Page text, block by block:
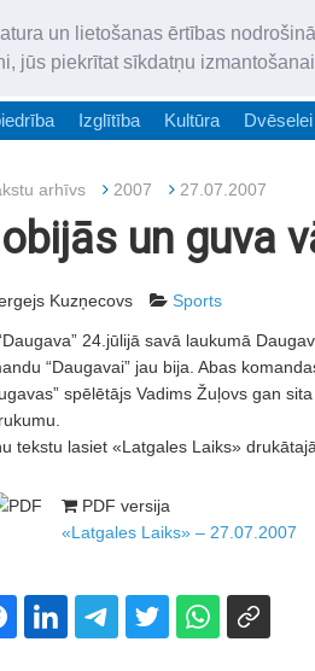
un lietošanas ērtības
jūs piekrītat sīkdatņu
Izglītība Kultūra Dvēselei
arhīvs 2007 27.07.2007
un guva
Kuzņecovs Sports
24.jūlijā savā laukumā
“Daugavai” jau bija. Abas
spēlētājs Vadims Žuļovs gan
tekstu lasiet «Latgales Laiks»
PDF versija
«Latgales Laiks» – 27.07.2007